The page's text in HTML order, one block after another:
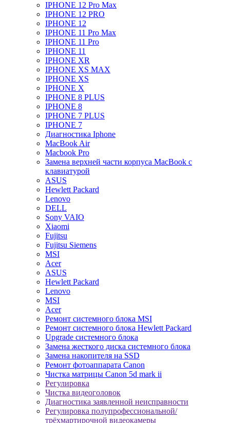
IPHONE 12 Pro Max
IPHONE 12 PRO
IPHONE 12
IPHONE 11 Pro Max
IPHONE 11 Pro
IPHONE 11
IPHONE XR
IPHONE XS MAX
IPHONE XS
IPHONE X
IPHONE 8 PLUS
IPHONE 8
IPHONE 7 PLUS
IPHONE 7
Диагностика Iphone
MacBook Air
Macbook Pro
Замена верхней части корпуса MacBook с
клавиатурой
ASUS
Hewlett Packard
Lenovo
DELL
Sony VAIO
Xiaomi
Fujitsu
Fujitsu Siemens
MSI
Acer
ASUS
Hewlett Packard
Lenovo
MSI
Acer
Ремонт системного блока MSI
Ремонт системного блока Hewlett Packard
Upgrade системного блока
Замена жесткого диска системного блока
Замена накопителя на SSD
Ремонт фотоаппарата Canon
Чистка матрицы Canon 5d mark ii
Регулировка
Чистка видеоголовок
Диагностика заявленной неисправности
Регулировка полупрофессиональной/
трёхмартирочной видеокамеры